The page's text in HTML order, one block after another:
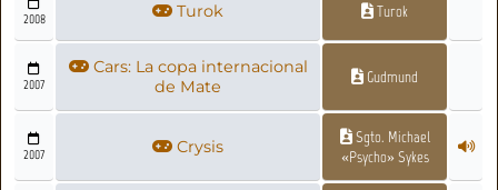
2008 Turok Turok
2007
Cars: La copa internacional
de Mate
Gudmund
2007 Crysis
Sgto. Michael
«Psycho» Sykes